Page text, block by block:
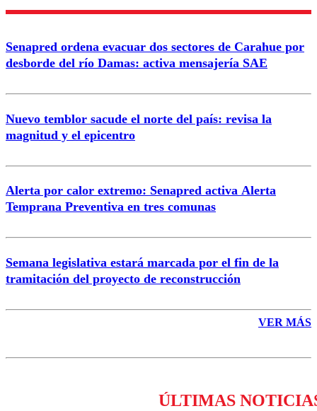
Correo
Senapred ordena evacuar dos sectores de Carahue por
desborde del río Damas: activa mensajería SAE
Nuevo temblor sacude el norte del país: revisa la
magnitud y el epicentro
Alerta por calor extremo: Senapred activa Alerta
Temprana Preventiva en tres comunas
Semana legislativa estará marcada por el fin de la
tramitación del proyecto de reconstrucción
VER MÁS
ÚLTIMAS